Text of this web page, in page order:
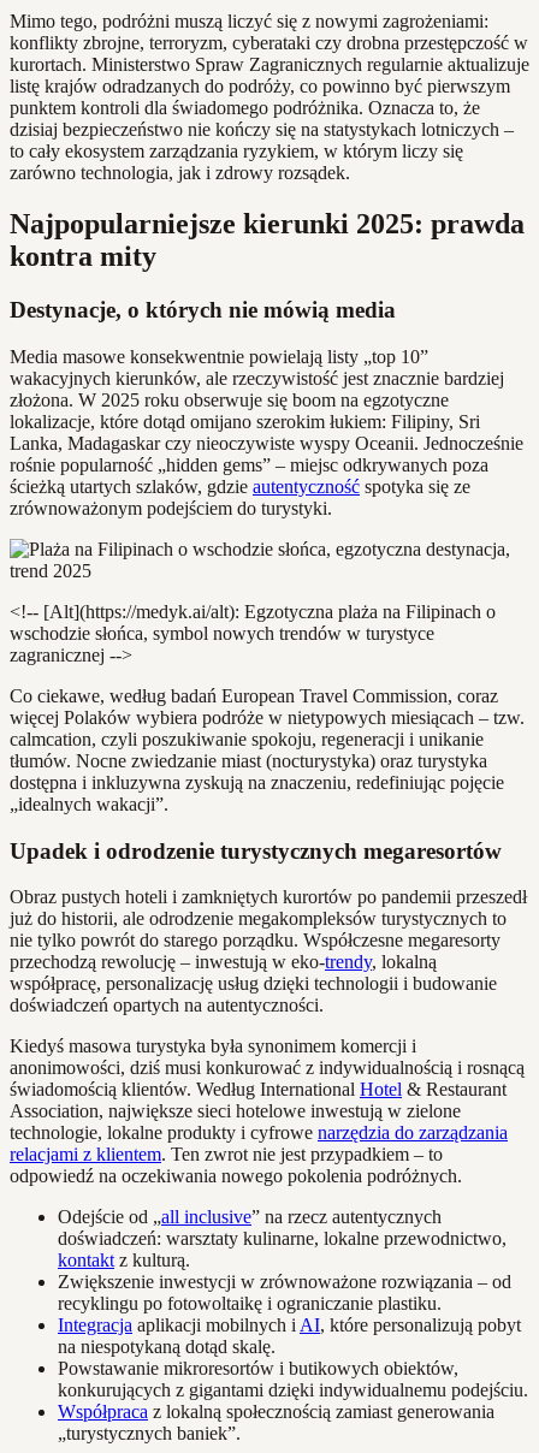
Mimo tego, podróżni muszą liczyć się z nowymi zagrożeniami:
konflikty zbrojne, terroryzm, cyberataki czy drobna przestępczość w
kurortach. Ministerstwo Spraw Zagranicznych regularnie aktualizuje
listę krajów odradzanych do podróży, co powinno być pierwszym
punktem kontroli dla świadomego podróżnika. Oznacza to, że
dzisiaj bezpieczeństwo nie kończy się na statystykach lotniczych –
to cały ekosystem zarządzania ryzykiem, w którym liczy się
zarówno technologia, jak i zdrowy rozsądek.
Najpopularniejsze kierunki 2025: prawda
kontra mity
Destynacje, o których nie mówią media
Media masowe konsekwentnie powielają listy „top 10”
wakacyjnych kierunków, ale rzeczywistość jest znacznie bardziej
złożona. W 2025 roku obserwuje się boom na egzotyczne
lokalizacje, które dotąd omijano szerokim łukiem: Filipiny, Sri
Lanka, Madagaskar czy nieoczywiste wyspy Oceanii. Jednocześnie
rośnie popularność „hidden gems” – miejsc odkrywanych poza
ścieżką utartych szlaków, gdzie autentyczność spotyka się ze
zrównoważonym podejściem do turystyki.
<!-- [Alt](https://medyk.ai/alt): Egzotyczna plaża na Filipinach o
wschodzie słońca, symbol nowych trendów w turystyce
zagranicznej -->
Co ciekawe, według badań European Travel Commission, coraz
więcej Polaków wybiera podróże w nietypowych miesiącach – tzw.
calmcation, czyli poszukiwanie spokoju, regeneracji i unikanie
tłumów. Nocne zwiedzanie miast (nocturystyka) oraz turystyka
dostępna i inkluzywna zyskują na znaczeniu, redefiniując pojęcie
„idealnych wakacji”.
Upadek i odrodzenie turystycznych megaresortów
Obraz pustych hoteli i zamkniętych kurortów po pandemii przeszedł
już do historii, ale odrodzenie megakompleksów turystycznych to
nie tylko powrót do starego porządku. Współczesne megaresorty
przechodzą rewolucję – inwestują w eko-trendy, lokalną
współpracę, personalizację usług dzięki technologii i budowanie
doświadczeń opartych na autentyczności.
Kiedyś masowa turystyka była synonimem komercji i
anonimowości, dziś musi konkurować z indywidualnością i rosnącą
świadomością klientów. Według International Hotel & Restaurant
Association, największe sieci hotelowe inwestują w zielone
technologie, lokalne produkty i cyfrowe narzędzia do zarządzania
relacjami z klientem. Ten zwrot nie jest przypadkiem – to
odpowiedź na oczekiwania nowego pokolenia podróżnych.
Odejście od „all inclusive” na rzecz autentycznych
doświadczeń: warsztaty kulinarne, lokalne przewodnictwo,
kontakt z kulturą.
Zwiększenie inwestycji w zrównoważone rozwiązania – od
recyklingu po fotowoltaikę i ograniczanie plastiku.
Integracja aplikacji mobilnych i AI, które personalizują pobyt
na niespotykaną dotąd skalę.
Powstawanie mikroresortów i butikowych obiektów,
konkurujących z gigantami dzięki indywidualnemu podejściu.
Współpraca z lokalną społecznością zamiast generowania
„turystycznych baniek”.